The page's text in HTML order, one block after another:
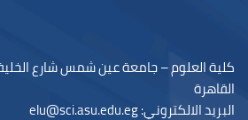
كلية العلوم – جامعة عين شمس شارع
القاهرة
البريد الالكتروني: elu@sci.asu.edu.eg